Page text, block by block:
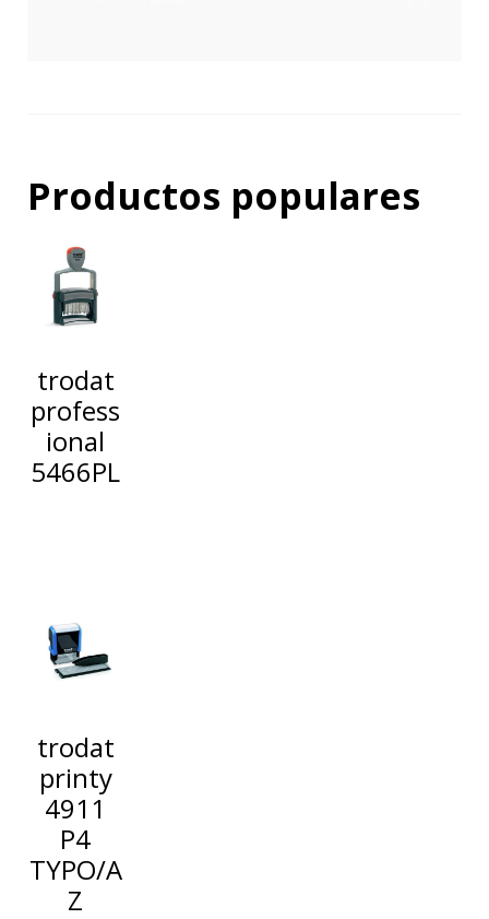
Productos populares
trodat
profess
ional
5466PL
trodat
printy
4911
P4
TYPO/A
Z